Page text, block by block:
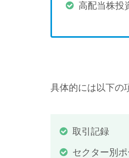
高配当株投
具体的には以下の
取引記録
セクター別